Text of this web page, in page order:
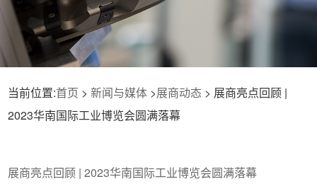
当前位置:首页 >新闻与媒体 >展商动态 > 展商亮点回顾 |
2023华南国际工业博览会圆满落幕
展商亮点回顾 | 2023华南国际工业博览会圆满落幕